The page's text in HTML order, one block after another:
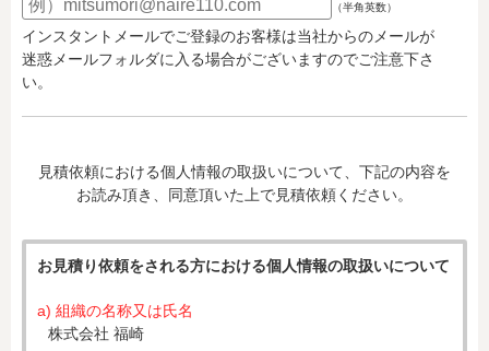
（半角英数）
インスタントメールでご登録のお客様は当社からのメールが
迷惑メールフォルダに入る場合がございますのでご注意下さ
い。
見積依頼における個人情報の取扱いについて、下記の内容を
お読み頂き、同意頂いた上で見積依頼ください。
お見積り依頼をされる方における個人情報の取扱いについて
a) 組織の名称又は氏名
株式会社 福崎